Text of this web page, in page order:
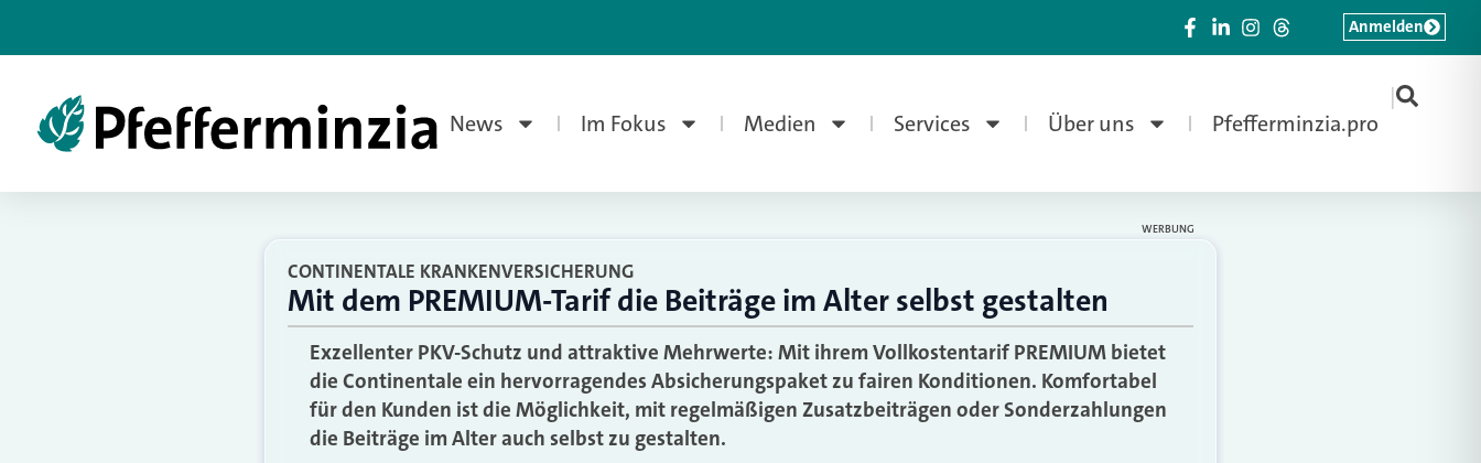
News Im Fokus Medien Services Über uns Pfefferminzia.pro
|
Anmelden
WERBUNG
CONTINENTALE KRANKENVERSICHERUNG
Mit dem PREMIUM-Tarif die Beiträge im Alter selbst gestalten
Exzellenter PKV-Schutz und attraktive Mehrwerte: Mit ihrem Vollkostentarif PREMIUM bietet
die Continentale ein hervorragendes Absicherungspaket zu fairen Konditionen. Komfortabel
für den Kunden ist die Möglichkeit, mit regelmäßigen Zusatzbeiträgen oder Sonderzahlungen
die Beiträge im Alter auch selbst zu gestalten.